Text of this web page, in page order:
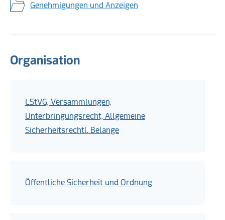
Genehmigungen und Anzeigen
Organisation
LStVG, Versammlungen,
Unterbringungsrecht, Allgemeine
Sicherheitsrechtl. Belange
Öffentliche Sicherheit und Ordnung